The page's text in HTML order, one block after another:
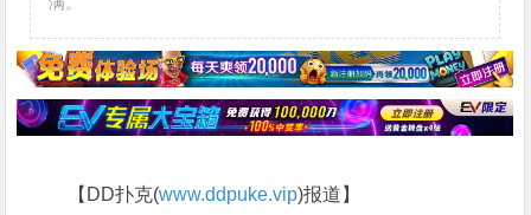
【DD扑克(www.ddpuke.vip)报道】